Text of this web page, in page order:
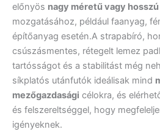
előnyös nagy méretű vagy
mozgatásához, például faanyag,
építőanyag esetén.A strapabíró,
csúszásmentes, rétegelt lemez
tartósságot és a stabilitást még
síkplatós utánfutók ideálisak mind
mezőgazdasági célokra, és
és felszereltséggel, hogy
igényeknek.